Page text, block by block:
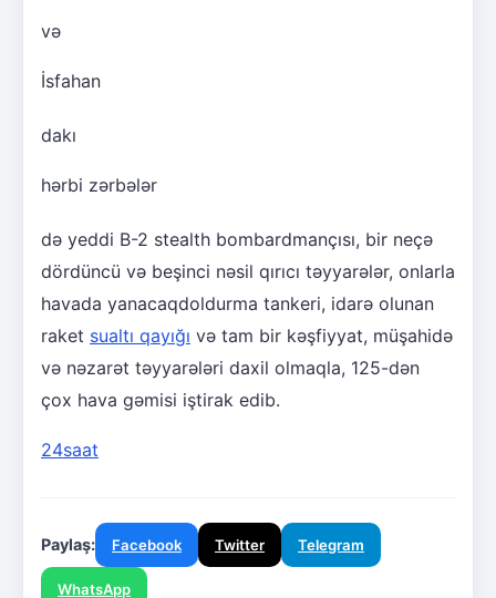
və
İsfahan
dakı
hərbi zərbələr
də yeddi B-2 stealth bombardmançısı, bir neçə
dördüncü və beşinci nəsil qırıcı təyyarələr, onlarla
havada yanacaqdoldurma tankeri, idarə olunan
raket sualtı qayığı və tam bir kəşfiyyat, müşahidə
və nəzarət təyyarələri daxil olmaqla, 125-dən
çox hava gəmisi iştirak edib.
24saat
Paylaş: Facebook Twitter Telegram
WhatsApp